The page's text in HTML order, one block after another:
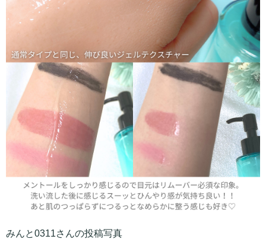
みんと0311さんの投稿写真